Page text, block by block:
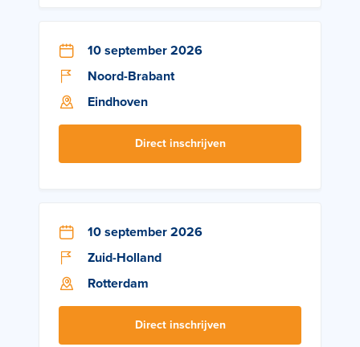
10 september 2026
Noord-Brabant
Eindhoven
Direct inschrijven
10 september 2026
Zuid-Holland
Rotterdam
Direct inschrijven